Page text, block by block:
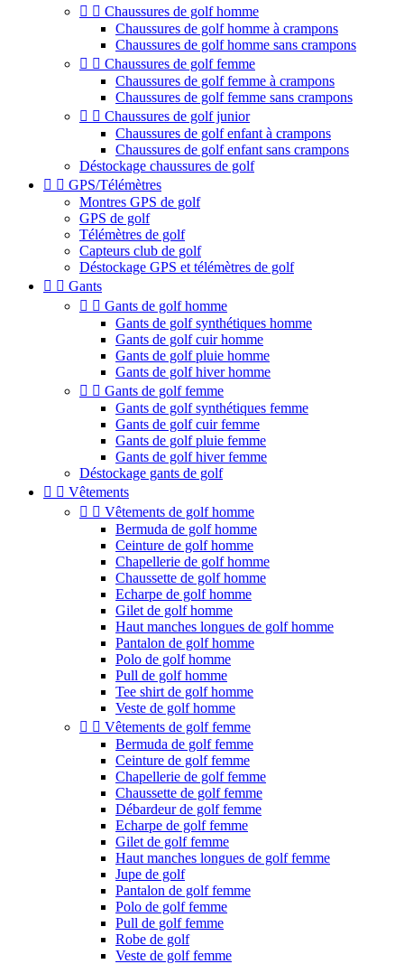
  Chaussures de golf homme
Chaussures de golf homme à crampons
Chaussures de golf homme sans crampons
  Chaussures de golf femme
Chaussures de golf femme à crampons
Chaussures de golf femme sans crampons
  Chaussures de golf junior
Chaussures de golf enfant à crampons
Chaussures de golf enfant sans crampons
Déstockage chaussures de golf
  GPS/Télémètres
Montres GPS de golf
GPS de golf
Télémètres de golf
Capteurs club de golf
Déstockage GPS et télémètres de golf
  Gants
  Gants de golf homme
Gants de golf synthétiques homme
Gants de golf cuir homme
Gants de golf pluie homme
Gants de golf hiver homme
  Gants de golf femme
Gants de golf synthétiques femme
Gants de golf cuir femme
Gants de golf pluie femme
Gants de golf hiver femme
Déstockage gants de golf
  Vêtements
  Vêtements de golf homme
Bermuda de golf homme
Ceinture de golf homme
Chapellerie de golf homme
Chaussette de golf homme
Echarpe de golf homme
Gilet de golf homme
Haut manches longues de golf homme
Pantalon de golf homme
Polo de golf homme
Pull de golf homme
Tee shirt de golf homme
Veste de golf homme
  Vêtements de golf femme
Bermuda de golf femme
Ceinture de golf femme
Chapellerie de golf femme
Chaussette de golf femme
Débardeur de golf femme
Echarpe de golf femme
Gilet de golf femme
Haut manches longues de golf femme
Jupe de golf
Pantalon de golf femme
Polo de golf femme
Pull de golf femme
Robe de golf
Veste de golf femme